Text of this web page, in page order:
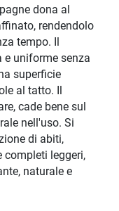
dona al
rendendolo
tempo. Il
e uniforme senza
superficie
al tatto. Il
cade bene sul
nell'uso. Si
di abiti,
completi leggeri,
naturale e